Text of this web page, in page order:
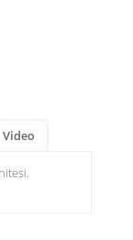
Video